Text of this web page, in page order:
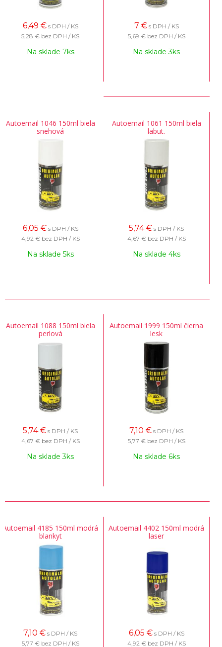
6,49 € s DPH / KS
5,28 € bez DPH / KS
Na sklade 7ks
7 € s DPH / KS
5,69 € bez DPH / KS
Na sklade 3ks
Autoemail 1046 150ml biela
snehová
6,05 € s DPH / KS
4,92 € bez DPH / KS
Na sklade 5ks
Autoemail 1061 150ml biela
labut.
5,74 € s DPH / KS
4,67 € bez DPH / KS
Na sklade 4ks
Autoemail 1088 150ml biela
perlová
5,74 € s DPH / KS
4,67 € bez DPH / KS
Na sklade 3ks
Autoemail 1999 150ml čierna
lesk
7,10 € s DPH / KS
5,77 € bez DPH / KS
Na sklade 6ks
Autoemail 4185 150ml modrá
blankyt
7,10 € s DPH / KS
5,77 € bez DPH / KS
Autoemail 4402 150ml modrá
laser
6,05 € s DPH / KS
4,92 € bez DPH / KS